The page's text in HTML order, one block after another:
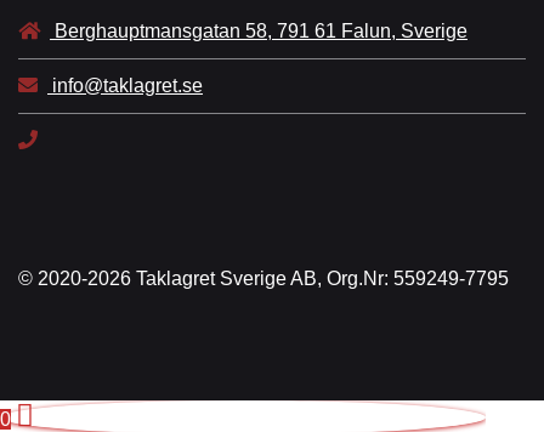
Berghauptmansgatan 58, 791 61 Falun, Sverige
info@taklagret.se
© 2020-2026 Taklagret Sverige AB, Org.Nr: 559249-7795
0